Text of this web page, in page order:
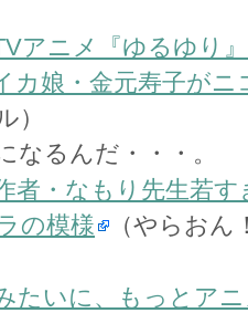
アニメ『ゆるゆり
カ娘・金元寿子が
）
なるんだ・・・。
者・なもり先生若
の模様
（やらおん
たいに、もっとア